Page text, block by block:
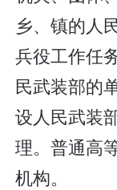
乡、镇的人
兵役工作任
民武装部的
设人民武装
理。普通高
机构。